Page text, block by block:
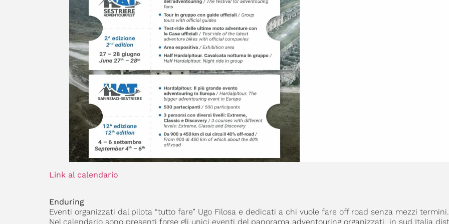
Link al calendario
Enduring
Eventi organizzati dal pilota “tutto fare” Ugo Filosa e dedicati a chi vuole fare off road senza mezzi termini.
Nel calendario sono presenti forse gli unici eventi del panorama adventouring organizzati in sud Italia